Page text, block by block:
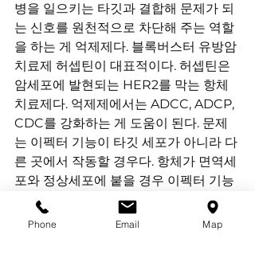
병을 일으키는 타깃과 결합해 문제가 되
는 신호를 원천적으로 차단해 주는 역할
을 하는 게 억제제다. 블록버스터 유방암
치료제 허셉틴이 대표적이다. 허셉틴은
암세포에 발현되는 HER2를 막는 항체
치료제다. 억제제에서는 ADCC, ADCP,
CDC를 강화하는 게 도움이 된다. 문제
는 이펙터 기능이 타깃 세포가 아니라 다
른 곳에서 작동할 경우다. 항체가 면역세
포와 정상세포에 붙을 경우 이펙터 기능
으로 인해 독성이 유발될 수 있다. 원하
지 않는 부작용이 발생하거나 치료 효과
Phone Email Map